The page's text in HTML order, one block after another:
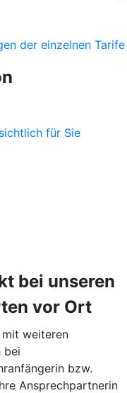
der einzelnen Tarife
für Sie
bei unseren
vor Ort
mit weiteren
bei
bzw.
Ansprechpartnerin